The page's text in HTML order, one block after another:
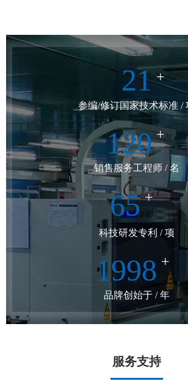
21 +
参编/修订国家技术标准 /
120 +
销售服务工程师 / 名
65 +
科技研发专利 / 项
1998 +
品牌创始于 / 年
服务支持